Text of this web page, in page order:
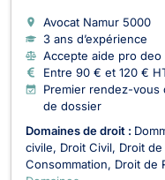
Avocat Namur 5000
3 ans d’expérience
Accepte aide pro deo
Entre 90 € et 120 €
Premier rendez-vous
de dossier
Domaines de droit :
civile
Droit Civil Droit
Consommation
Droit de